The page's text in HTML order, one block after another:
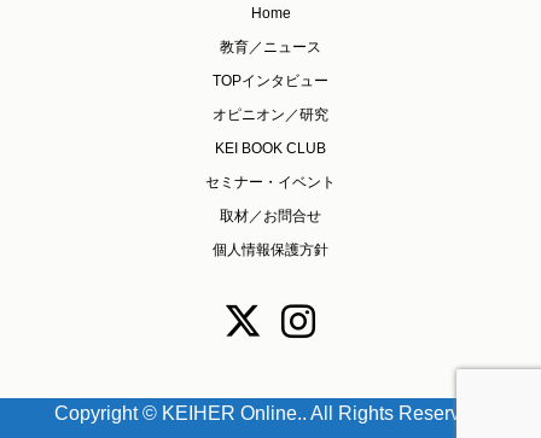
Home
教育／ニュース
TOPインタビュー
オピニオン／研究
KEI BOOK CLUB
セミナー・イベント
取材／お問合せ
個人情報保護方針
Copyright © KEIHER Online.. All Rights Reserved.